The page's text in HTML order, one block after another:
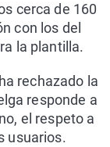
cerca de 160
con los del
la plantilla.
rechazado la
responde a
el respeto a
usuarios.